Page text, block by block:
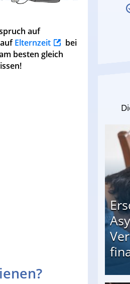
auf
Elternzeit
bei
besten gleich